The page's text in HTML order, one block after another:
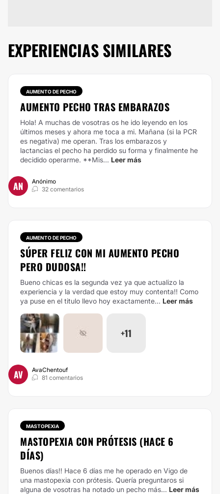
EXPERIENCIAS SIMILARES
AUMENTO DE PECHO
AUMENTO PECHO TRAS EMBARAZOS
Hola! A muchas de vosotras os he ido leyendo en los
últimos meses y ahora me toca a mi. Mañana (si la PCR
es negativa) me operan. Tras los embarazos y
lactancias el pecho ha perdido su forma y finalmente he
decidido operarme. **Mis... Leer más
AN
Anónimo
32 comentarios
AUMENTO DE PECHO
SÚPER FELIZ CON MI AUMENTO PECHO
PERO DUDOSA!!
Bueno chicas es la segunda vez ya que actualizo la
experiencia y la verdad que estoy muy contenta!! Como
ya puse en el titulo llevo hoy exactamente... Leer más
+11
AV
AvaChentouf
81 comentarios
MASTOPEXIA
MASTOPEXIA CON PRÓTESIS (HACE 6
DÍAS)
Buenos días!! Hace 6 días me he operado en Vigo de
una mastopexia con prótesis. Quería preguntaros si
alguna de vosotras ha notado un pecho más... Leer más